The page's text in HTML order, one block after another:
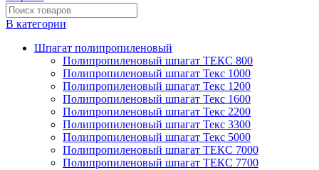
В категории
Шпагат полипропиленовый
Полипропиленовый шпагат ТЕКС 800
Полипропиленовый шпагат Текс 1000
Полипропиленовый шпагат Текс 1200
Полипропиленовый шпагат Текс 1600
Полипропиленовый шпагат Текс 2200
Полипропиленовый шпагат Текс 3300
Полипропиленовый шпагат Текс 5000
Полипропиленовый шпагат ТЕКС 7000
Полипропиленовый шпагат ТЕКС 7700